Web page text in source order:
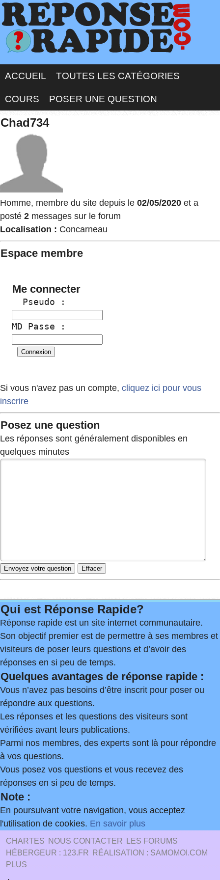
ACCUEIL TOUTES LES CATÉGORIES
COURS POSER UNE QUESTION
Chad734
Homme, membre du site depuis le 02/05/2020 et a
posté 2 messages sur le forum
Localisation : Concarneau
Espace membre
Me connecter
  Pseudo :
MD Passe :
Si vous n'avez pas un compte, cliquez ici pour vous
inscrire
Posez une question
Les réponses sont généralement disponibles en
quelques minutes
Qui est Réponse Rapide?
Réponse rapide est un site internet communautaire.
Son objectif premier est de permettre à ses membres et
visiteurs de poser leurs questions et d’avoir des
réponses en si peu de temps.
Quelques avantages de réponse rapide :
Vous n’avez pas besoins d’être inscrit pour poser ou
répondre aux questions.
Les réponses et les questions des visiteurs sont
vérifiées avant leurs publications.
Parmi nos membres, des experts sont là pour répondre
à vos questions.
Vous posez vos questions et vous recevez des
réponses en si peu de temps.
Note :
En poursuivant votre navigation, vous acceptez
l'utilisation de cookies. En savoir plus
CHARTES NOUS CONTACTER
LES FORUMS
HÉBERGEUR : 123.FR
RÉALISATION : SAMOMOI.COM
PLUS
.